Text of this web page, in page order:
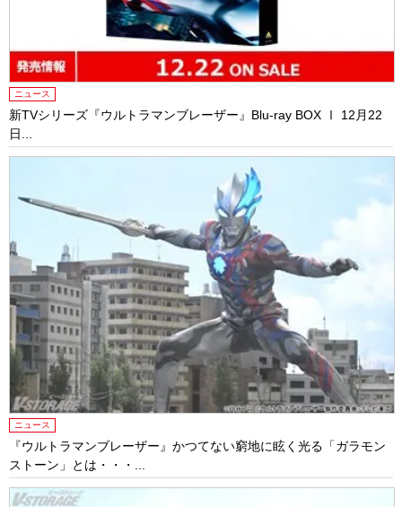
ニュース
新TVシリーズ『ウルトラマンブレーザー』Blu-ray BOX Ⅰ 12月22
日...
ニュース
『ウルトラマンブレーザー』かつてない窮地に眩く光る「ガラモン
ストーン」とは・・・...